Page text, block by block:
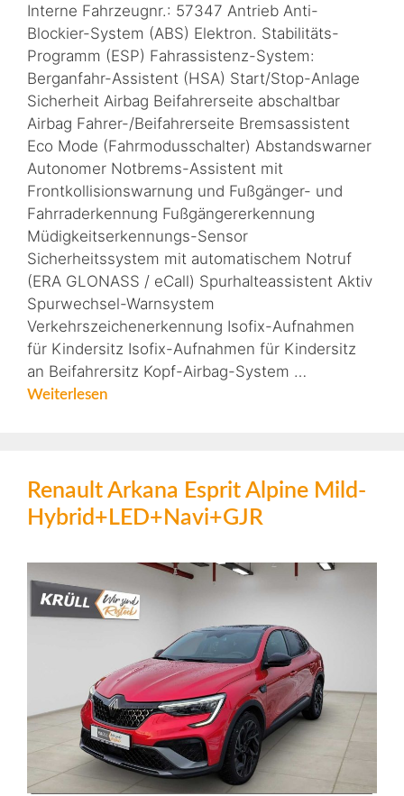
Interne Fahrzeugnr.: 57347 Antrieb Anti-
Blockier-System (ABS) Elektron. Stabilitäts-
Programm (ESP) Fahrassistenz-System:
Berganfahr-Assistent (HSA) Start/Stop-Anlage
Sicherheit Airbag Beifahrerseite abschaltbar
Airbag Fahrer-/Beifahrerseite Bremsassistent
Eco Mode (Fahrmodusschalter) Abstandswarner
Autonomer Notbrems-Assistent mit
Frontkollisionswarnung und Fußgänger- und
Fahrraderkennung Fußgängererkennung
Müdigkeitserkennungs-Sensor
Sicherheitssystem mit automatischem Notruf
(ERA GLONASS / eCall) Spurhalteassistent Aktiv
Spurwechsel-Warnsystem
Verkehrszeichenerkennung Isofix-Aufnahmen
für Kindersitz Isofix-Aufnahmen für Kindersitz
an Beifahrersitz Kopf-Airbag-System …
Weiterlesen
Renault Arkana Esprit Alpine Mild-
Hybrid+LED+Navi+GJR